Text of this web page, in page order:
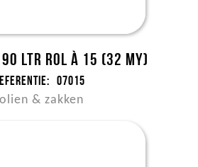
ltr rol à 15 (32 my)
07015
& zakken